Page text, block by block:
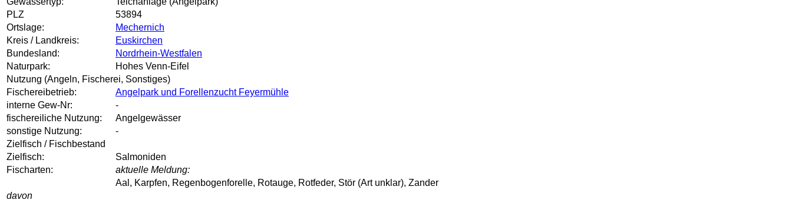
PLZ
53894
Ortslage:
Mechernich
Kreis / Landkreis:
Euskirchen
Bundesland:
Nordrhein-Westfalen
Naturpark:
Hohes Venn-Eifel
Nutzung (Angeln, Fischerei, Sonstiges)
Fischereibetrieb:
Angelpark und Forellenzucht Feyermühle
interne Gew-Nr:
-
fischereiliche Nutzung:
Angelgewässer
sonstige Nutzung:
-
Zielfisch / Fischbestand
Zielfisch:
Salmoniden
Fischarten:
aktuelle Meldung:
Aal, Karpfen, Regenbogenforelle, Rotauge, Rotfeder, Stör (Art unklar), Zander
davon